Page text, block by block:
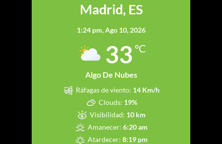
Madrid, ES
1:24 pm,Ago 10, 2026
33 °C
Algo De Nubes
Ráfagas de viento: 14 Km/h
Clouds: 19%
Visibilidad: 10 km
Amanecer: 6:20 am
Atardecer: 8:19 pm